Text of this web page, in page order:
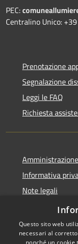
PEC:
Centralino Unico:
Prenotazione
Segnalazione
Leggi le FAQ
Richiesta
Informativa
Note legali
Dichiarazione
Questo sito web
necessari al
nonché un